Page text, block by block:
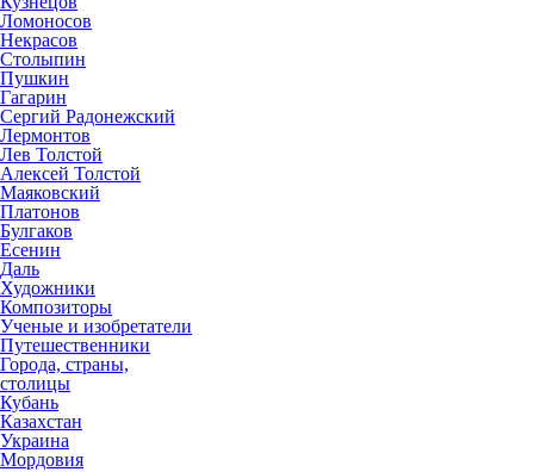
Ломоносов
Некрасов
Столыпин
Пушкин
Гагарин
Сергий Радонежский
Лермонтов
Лев Толстой
Алексей Толстой
Маяковский
Платонов
Булгаков
Есенин
Даль
Художники
Композиторы
Ученые и изобретатели
Путешественники
Города, страны,
столицы
Кубань
Казахстан
Украина
Мордовия